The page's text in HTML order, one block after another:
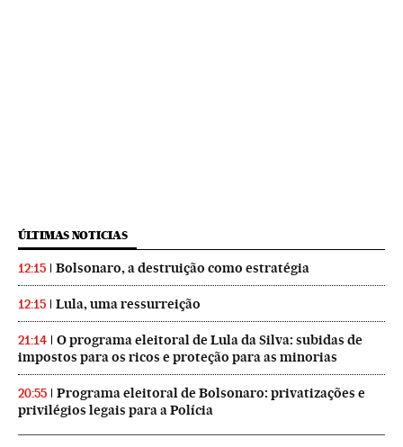
ÚLTIMAS NOTICIAS
12:15 Bolsonaro, a destruição como estratégia
12:15 Lula, uma ressurreição
21:14
O programa eleitoral de Lula da Silva: subidas de
impostos para os ricos e proteção para as minorias
20:55
Programa eleitoral de Bolsonaro: privatizações e
privilégios legais para a Polícia